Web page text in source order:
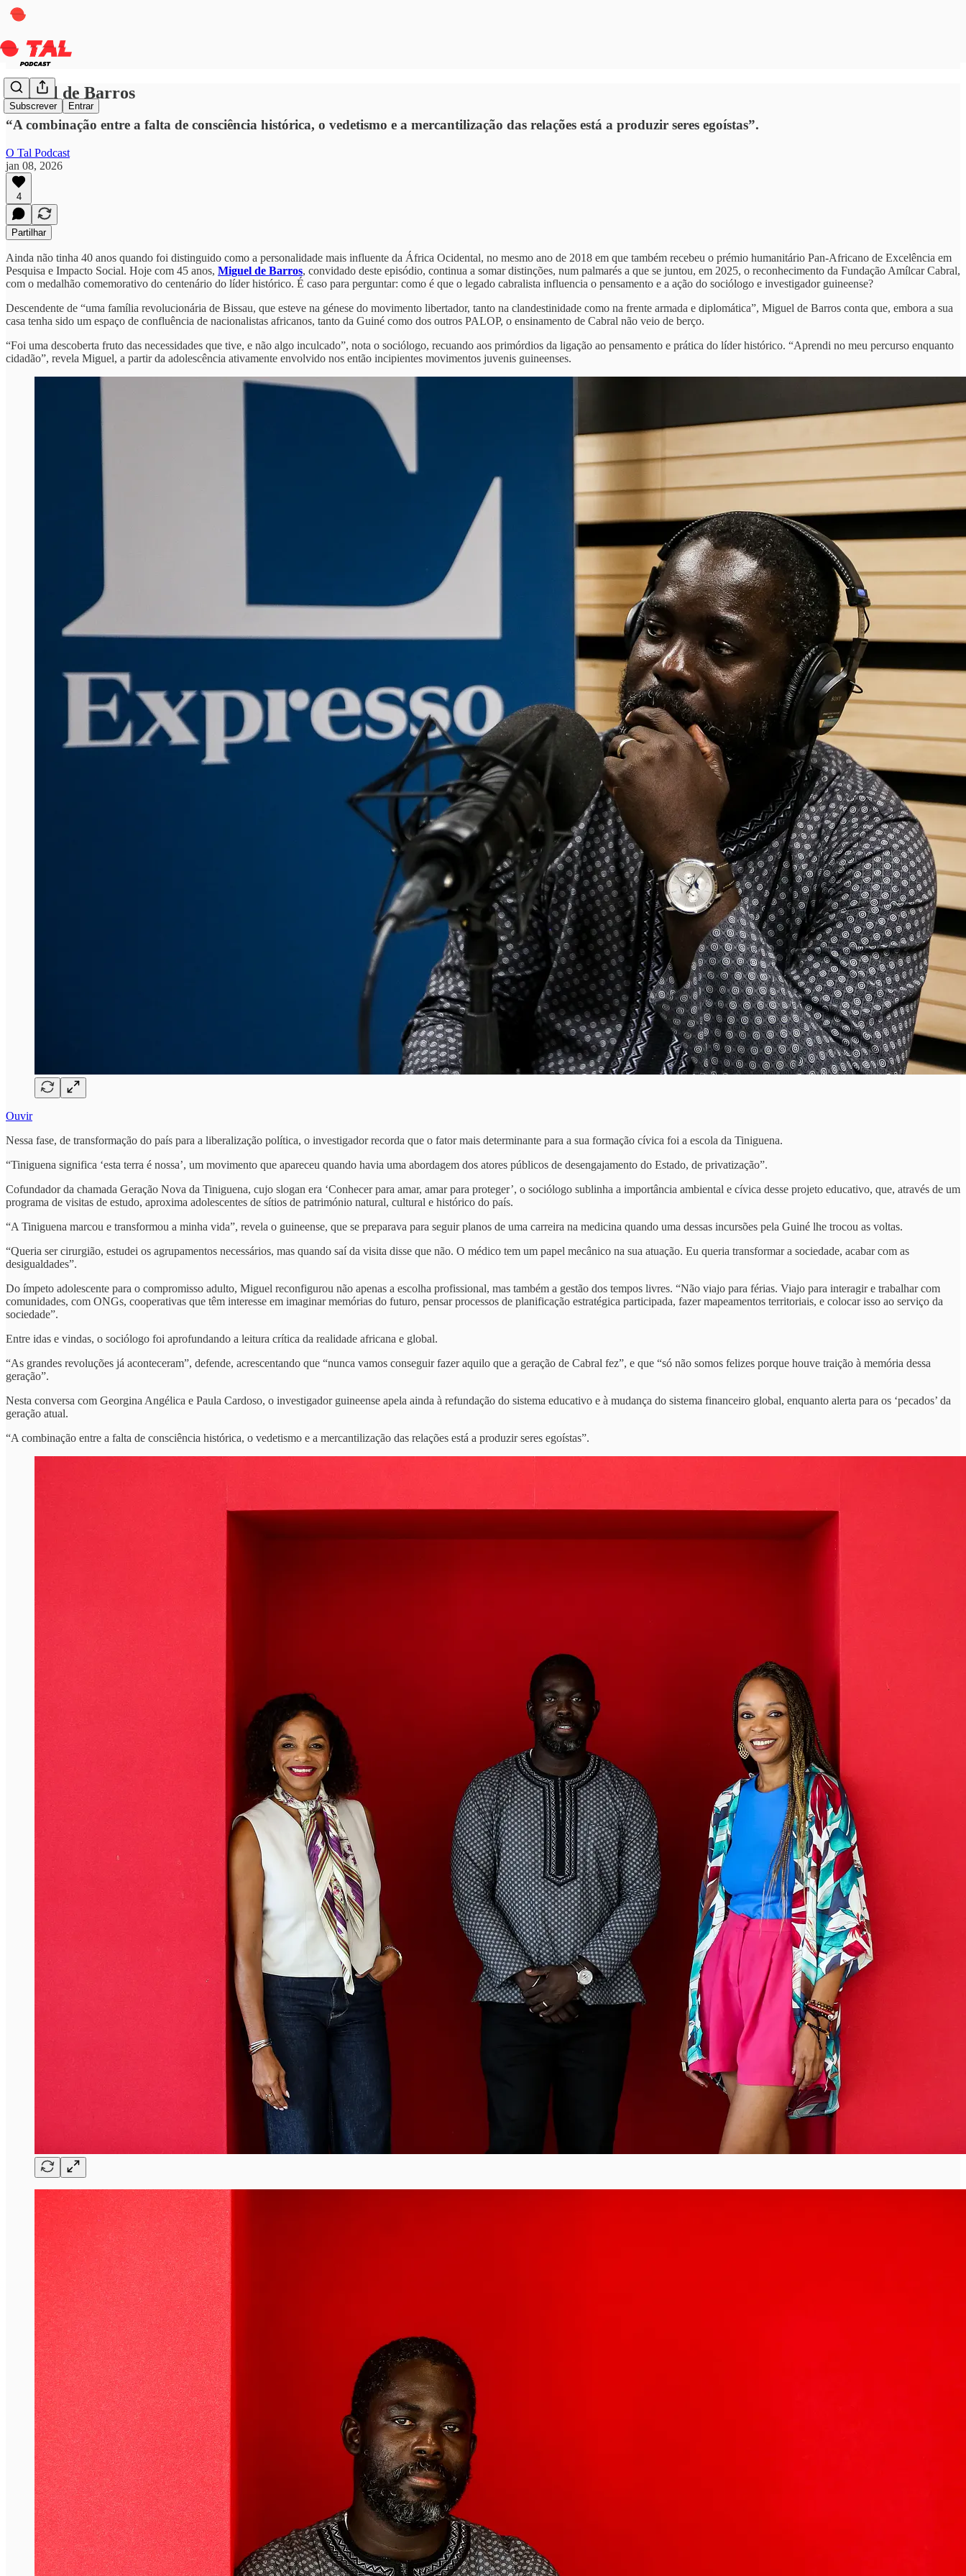
Subscrever Entrar
Miguel de Barros
“A combinação entre a falta de consciência histórica, o vedetismo e a mercantilização das relações está a produzir seres egoístas”.
O Tal Podcast
jan 08, 2026
4
Partilhar
Ainda não tinha 40 anos quando foi distinguido como a personalidade mais influente da África Ocidental, no mesmo ano de 2018 em que também recebeu o prémio humanitário Pan-Africano de Excelência em
Pesquisa e Impacto Social. Hoje com 45 anos, Miguel de Barros, convidado deste episódio, continua a somar distinções, num palmarés a que se juntou, em 2025, o reconhecimento da Fundação Amílcar Cabral,
com o medalhão comemorativo do centenário do líder histórico. É caso para perguntar: como é que o legado cabralista influencia o pensamento e a ação do sociólogo e investigador guineense?
Descendente de “uma família revolucionária de Bissau, que esteve na génese do movimento libertador, tanto na clandestinidade como na frente armada e diplomática”, Miguel de Barros conta que, embora a sua
casa tenha sido um espaço de confluência de nacionalistas africanos, tanto da Guiné como dos outros PALOP, o ensinamento de Cabral não veio de berço.
“Foi uma descoberta fruto das necessidades que tive, e não algo inculcado”, nota o sociólogo, recuando aos primórdios da ligação ao pensamento e prática do líder histórico. “Aprendi no meu percurso enquanto
cidadão”, revela Miguel, a partir da adolescência ativamente envolvido nos então incipientes movimentos juvenis guineenses.
Ouvir
Nessa fase, de transformação do país para a liberalização política, o investigador recorda que o fator mais determinante para a sua formação cívica foi a escola da Tiniguena.
“Tiniguena significa ‘esta terra é nossa’, um movimento que apareceu quando havia uma abordagem dos atores públicos de desengajamento do Estado, de privatização”.
Cofundador da chamada Geração Nova da Tiniguena, cujo slogan era ‘Conhecer para amar, amar para proteger’, o sociólogo sublinha a importância ambiental e cívica desse projeto educativo, que, através de um
programa de visitas de estudo, aproxima adolescentes de sítios de património natural, cultural e histórico do país.
“A Tiniguena marcou e transformou a minha vida”, revela o guineense, que se preparava para seguir planos de uma carreira na medicina quando uma dessas incursões pela Guiné lhe trocou as voltas.
“Queria ser cirurgião, estudei os agrupamentos necessários, mas quando saí da visita disse que não. O médico tem um papel mecânico na sua atuação. Eu queria transformar a sociedade, acabar com as
desigualdades”.
Do ímpeto adolescente para o compromisso adulto, Miguel reconfigurou não apenas a escolha profissional, mas também a gestão dos tempos livres. “Não viajo para férias. Viajo para interagir e trabalhar com
comunidades, com ONGs, cooperativas que têm interesse em imaginar memórias do futuro, pensar processos de planificação estratégica participada, fazer mapeamentos territoriais, e colocar isso ao serviço da
sociedade”.
Entre idas e vindas, o sociólogo foi aprofundando a leitura crítica da realidade africana e global.
“As grandes revoluções já aconteceram”, defende, acrescentando que “nunca vamos conseguir fazer aquilo que a geração de Cabral fez”, e que “só não somos felizes porque houve traição à memória dessa
geração”.
Nesta conversa com Georgina Angélica e Paula Cardoso, o investigador guineense apela ainda à refundação do sistema educativo e à mudança do sistema financeiro global, enquanto alerta para os ‘pecados’ da
geração atual.
“A combinação entre a falta de consciência histórica, o vedetismo e a mercantilização das relações está a produzir seres egoístas”.